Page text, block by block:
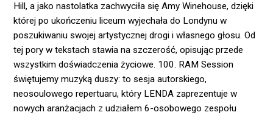
Hill, a jako nastolatka zachwyciła się Amy Winehouse, dzięki
której po ukończeniu liceum wyjechała do Londynu w
poszukiwaniu swojej artystycznej drogi i własnego głosu. Od
tej pory w tekstach stawia na szczerość, opisując przede
wszystkim doświadczenia życiowe. 100. RAM Session
świętujemy muzyką duszy: to sesja autorskiego,
neosoulowego repertuaru, który LENDA zaprezentuje w
nowych aranżacjach z udziałem 6-osobowego zespołu